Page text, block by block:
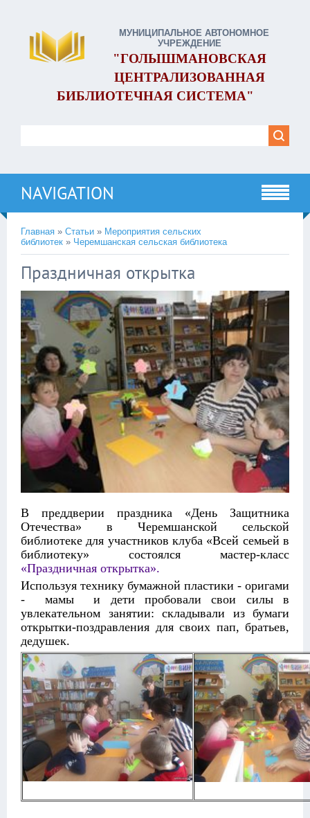
МУНИЦИПАЛЬНОЕ АВТОНОМНОЕ
УЧРЕЖДЕНИЕ
"ГОЛЫШМАНОВСКАЯ
ЦЕНТРАЛИЗОВАННАЯ
БИБЛИОТЕЧНАЯ СИСТЕМА"
NAVIGATION
Главная » Статьи » Мероприятия сельских
библиотек » Черемшанская сельская библиотека
Праздничная открытка
В преддверии праздника «День Защитника
Отечества» в Черемшанской сельской
библиотеке для участников клуба «Всей семьей в
библиотеку» состоялся мастер-класс
«Праздничная открытка».
Используя технику бумажной пластики - оригами
- мамы и дети пробовали свои силы в
увлекательном занятии: складывали из бумаги
открытки-поздравления для своих пап, братьев,
дедушек.